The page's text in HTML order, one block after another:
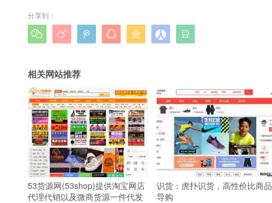
分享到：
      
相关网站推荐
53货源网(53shop)提供淘宝网店
代理代销以及微商货源一件代发
识货：虎扑识货，高性价比商品
导购